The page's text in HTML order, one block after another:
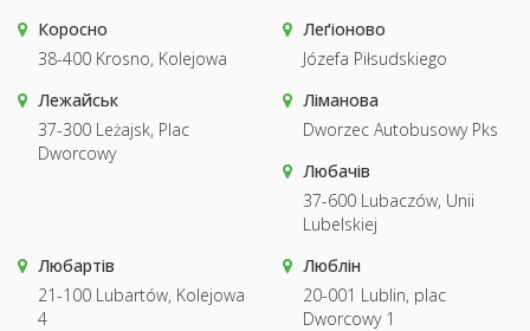
Коросно
38-400 Krosno, Kolejowa
Леґіоново
Józefa Piłsudskiego
Лежайськ
37-300 Leżajsk, Plac
Dworcowy
Ліманова
Dworzec Autobusowy Pks
Любачів
37-600 Lubaczów, Unii
Lubelskiej
Любартів
21-100 Lubartów, Kolejowa
4
Люблін
20-001 Lublin, plac
Dworcowy 1